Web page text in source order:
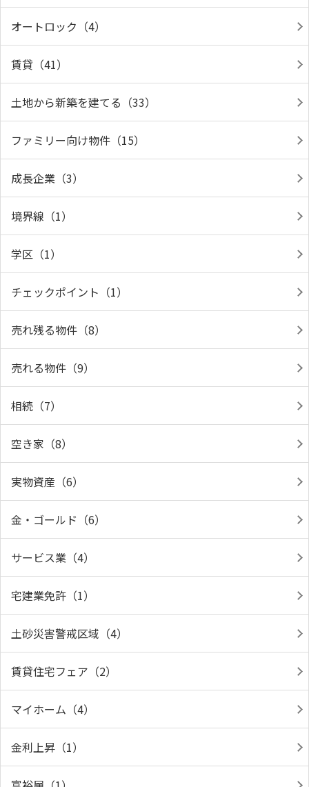
オートロック（4）
賃貸（41）
土地から新築を建てる（33）
ファミリー向け物件（15）
成長企業（3）
境界線（1）
学区（1）
チェックポイント（1）
売れ残る物件（8）
売れる物件（9）
相続（7）
空き家（8）
実物資産（6）
金・ゴールド（6）
サービス業（4）
宅建業免許（1）
土砂災害警戒区域（4）
賃貸住宅フェア（2）
マイホーム（4）
金利上昇（1）